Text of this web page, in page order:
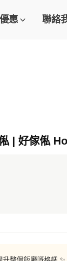
惠 聯絡
| 好傢俬
整個飯廳嘅格調